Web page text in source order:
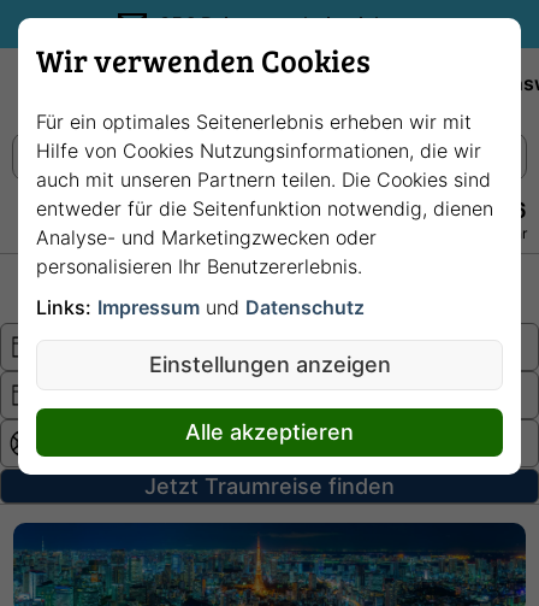
35€ Reisegutschein sichern.
+49 228 3875 7256
Persönlich · Kostenlos · Täglich 08–22 Uhr
Jetzt Traumreise finden
Wir verwenden Cookies
Für ein optimales Seitenerlebnis erheben wir mit
Hilfe von Cookies Nutzungsinformationen, die wir
auch mit unseren Partnern teilen. Die Cookies sind
entweder für die Seitenfunktion notwendig, dienen
Analyse- und Marketingzwecken oder
personalisieren Ihr Benutzererlebnis.
Links: Impressum und Datenschutz
Einstellungen anzeigen
Alle akzeptieren